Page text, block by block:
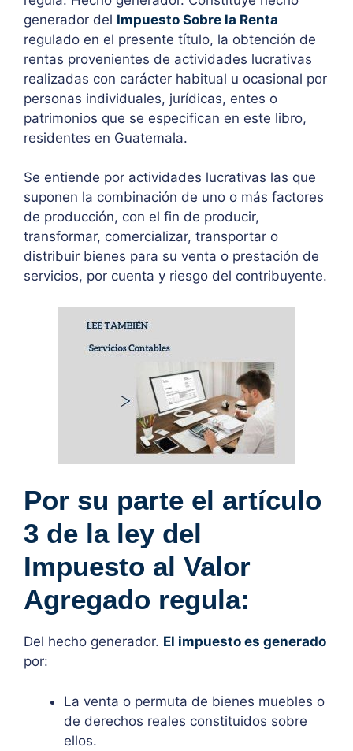
generador del Impuesto Sobre la Renta
regulado en el presente título, la obtención de
rentas provenientes de actividades lucrativas
realizadas con carácter habitual u ocasional por
personas individuales, jurídicas, entes o
patrimonios que se especifican en este libro,
residentes en Guatemala.
Se entiende por actividades lucrativas las que
suponen la combinación de uno o más factores
de producción, con el fin de producir,
transformar, comercializar, transportar o
distribuir bienes para su venta o prestación de
servicios, por cuenta y riesgo del contribuyente.
Por su parte el artículo
3 de la ley del
Impuesto al Valor
Agregado regula:
Del hecho generador. El impuesto es generado
por:
La venta o permuta de bienes muebles o
de derechos reales constituidos sobre
ellos.